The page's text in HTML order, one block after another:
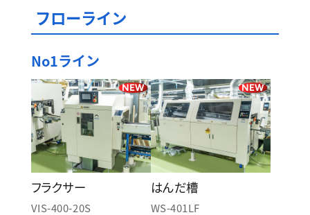
フローライン
No1ライン
NEW
フラクサー
VIS-400-20S
NEW
はんだ槽
WS-401LF